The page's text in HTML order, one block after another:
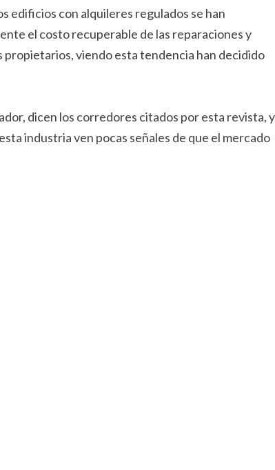
edificios con alquileres regulados se han
el costo recuperable de las reparaciones y
propietarios, viendo esta tendencia han decidido
dicen los corredores citados por esta revista, y
industria ven pocas señales de que el mercado